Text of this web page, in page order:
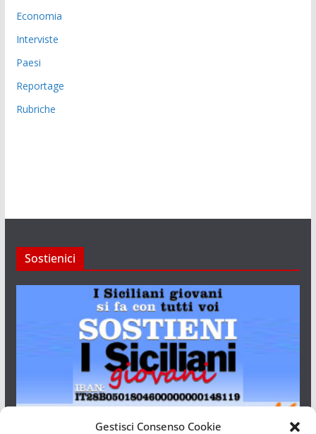
Gestisci Consenso Cookie
Economia
Interviste
Paesi
Reportage
Rubriche
Sostienici